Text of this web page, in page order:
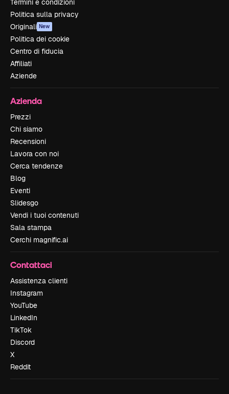
Termini e condizioni
Politica sulla privacy
Originali New
Politica dei cookie
Centro di fiducia
Affiliati
Aziende
Azienda
Prezzi
Chi siamo
Recensioni
Lavora con noi
Cerca tendenze
Blog
Eventi
Slidesgo
Vendi i tuoi contenuti
Sala stampa
Cerchi magnific.ai
Contattaci
Assistenza clienti
Instagram
YouTube
LinkedIn
TikTok
Discord
X
Reddit